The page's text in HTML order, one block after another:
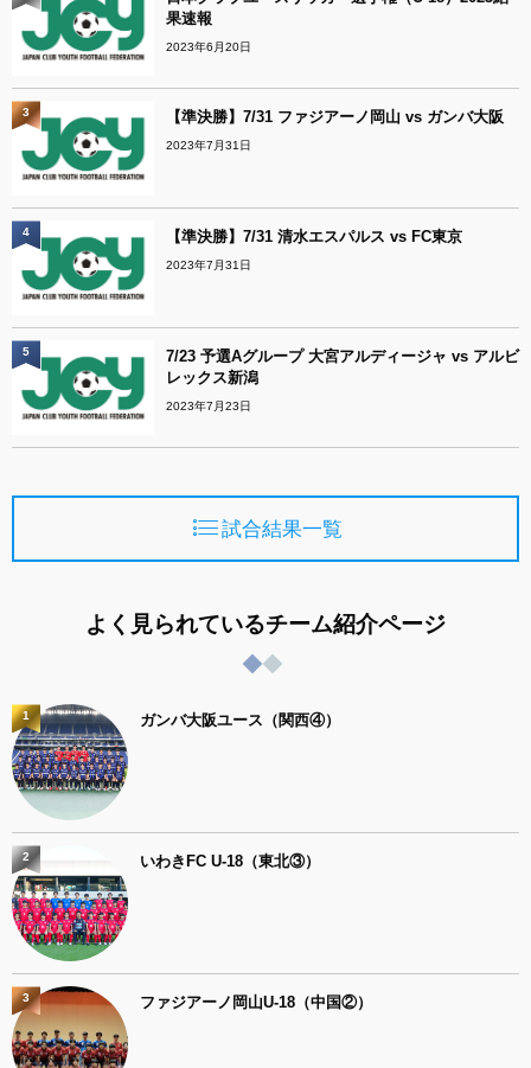
果速報
2023年6月20日
【準決勝】7/31 ファジアーノ岡山 vs ガンバ大阪
2023年7月31日
3
【準決勝】7/31 清水エスパルス vs FC東京
2023年7月31日
4
7/23 予選Aグループ 大宮アルディージャ vs アルビ
レックス新潟
2023年7月23日
5
試合結果一覧
よく見られているチーム紹介ページ
ガンバ大阪ユース（関西④）
1
いわきFC U-18（東北③）
2
ファジアーノ岡山U-18（中国②）
3